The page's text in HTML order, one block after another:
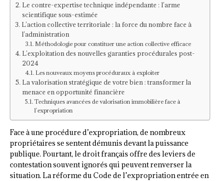
Le contre-expertise technique indépendante : l’arme
scientifique sous-estimée
L’action collective territoriale : la force du nombre face à
l’administration
Méthodologie pour constituer une action collective efficace
L’exploitation des nouvelles garanties procédurales post-
2024
Les nouveaux moyens procéduraux à exploiter
La valorisation stratégique de votre bien : transformer la
menace en opportunité financière
Techniques avancées de valorisation immobilière face à
l’expropriation
Face à une procédure d’expropriation, de nombreux
propriétaires se sentent démunis devant la puissance
publique. Pourtant, le droit français offre des leviers de
contestation souvent ignorés qui peuvent renverser la
situation. La réforme du Code de l’expropriation entrée en